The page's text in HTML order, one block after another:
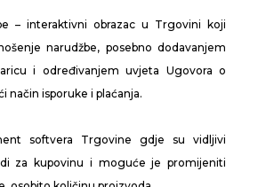
– interaktivni obrazac u Trgovini koji
narudžbe, posebno dodavanjem
i određivanjem uvjeta Ugovora o
način isporuke i plaćanja.
softvera Trgovine gdje su vidljivi
za kupovinu i moguće je promijeniti